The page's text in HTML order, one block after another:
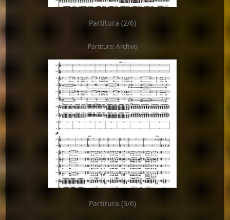
Partitura (2/6)
Partitura: Archivo
Partitura (3/6)